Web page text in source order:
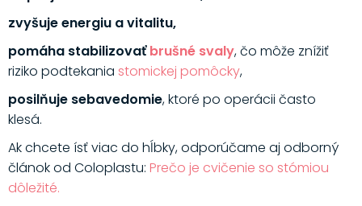
zvyšuje energiu a vitalitu,
pomáha stabilizovaťbrušné svaly, čo môže znížiť
riziko podtekania stomickej pomôcky,
posilňuje sebavedomie, ktoré po operácii často
klesá.
Ak chcete ísť viac do hĺbky, odporúčame aj odborný
článok od Coloplastu: Prečo je cvičenie so stómiou
dôležité.